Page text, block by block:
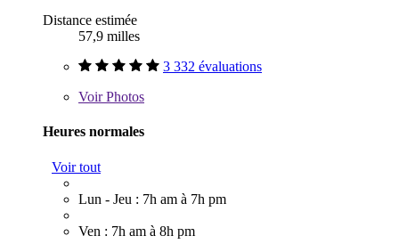
Distance estimée
57,9 milles
3 332 évaluations
VoirPhotos
Heures normales
Voir tout
Lun - Jeu : 7h am à 7h pm
Ven : 7h am à 8h pm